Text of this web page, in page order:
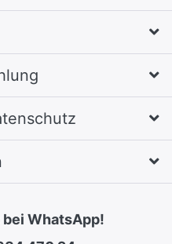
WhatsApp!